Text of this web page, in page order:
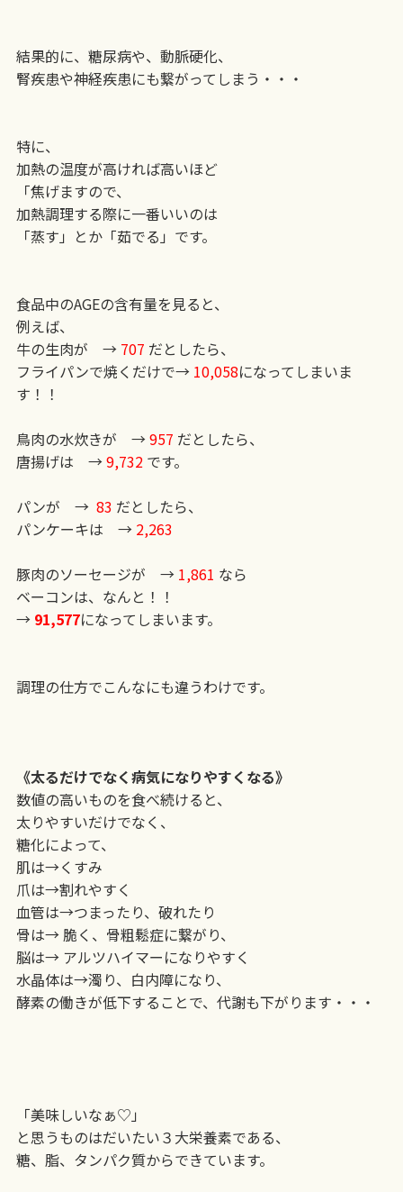
結果的に、糖尿病や、動脈硬化、
腎疾患や神経疾患にも繋がってしまう・・・
特に、
加熱の温度が高ければ高いほど
「焦げますので、
加熱調理する際に一番いいのは
「蒸す」とか「茹でる」です。
食品中のAGEの含有量を見ると、
例えば、
牛の生肉が → 707 だとしたら、
フライパンで焼くだけで→10,058になってしまいま
す！！
鳥肉の水炊きが →957 だとしたら、
唐揚げは →9,732です。
パンが → 83 だとしたら、
パンケーキは → 2,263
豚肉のソーセージが →1,861 なら
ベーコンは、なんと！！
→ 91,577になってしまいます。
調理の仕方でこんなにも違うわけです。
《太るだけでなく病気になりやすくなる》
数値の高いものを食べ続けると、
太りやすいだけでなく、
糖化によって、
肌は→くすみ
爪は→割れやすく
血管は→つまったり、破れたり
骨は→ 脆く、骨粗鬆症に繋がり、
脳は→ アルツハイマーになりやすく
水晶体は→濁り、白内障になり、
酵素の働きが低下することで、代謝も下がります・・・
「美味しいなぁ♡」
と思うものはだいたい３大栄養素である、
糖、脂、タンパク質からできています。